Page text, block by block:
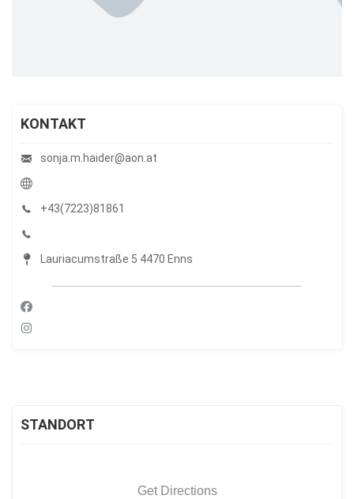
KONTAKT
sonja.m.haider@aon.at
+43(7223)81861
Lauriacumstraße 5 4470 Enns
STANDORT
Get Directions